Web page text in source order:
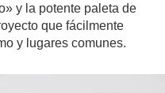
y la potente paleta de
que fácilmente
y lugares comunes.